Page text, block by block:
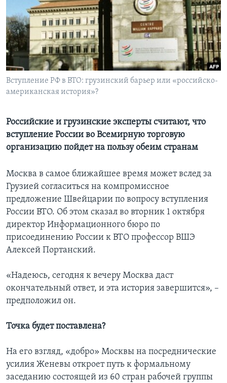
Learning English
СОЦИАЛЬНЫЕ СЕТИ
Языки
Вступление РФ в ВТО: грузинский барьер или «российско-
американская история»?
Российские и грузинские эксперты считают, что
вступление России во Всемирную торговую
организацию пойдет на пользу обеим странам
Москва в самое ближайшее время может вслед за
Грузией согласиться на компромиссное
предложение Швейцарии по вопросу вступления
России ВТО. Об этом сказал во вторник 1 октября
директор Информационного бюро по
присоединению России к ВТО профессор ВШЭ
Алексей Портанский.
«Надеюсь, сегодня к вечеру Москва даст
окончательный ответ, и эта история завершится», –
предположил он.
Точка будет поставлена?
На его взгляд, «добро» Москвы на посреднические
усилия Женевы откроет путь к формальному
заседанию состоящей из 60 стран рабочей группы